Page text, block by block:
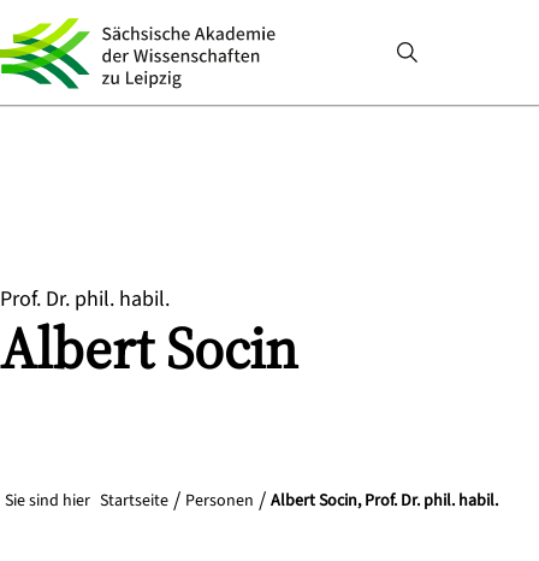
Prof. Dr. phil. habil.
AlbertSocin
Sie sind hier Startseite Personen Albert Socin, Prof. Dr. phil. habil.